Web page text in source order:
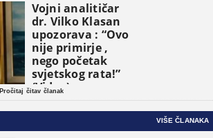
Vojni analitičar
dr. Vilko Klasan
upozorava : “Ovo
nije primirje ,
nego početak
svjetskog rata!”
(Video)
Pročitaj čitav članak
VIŠE ČLANAKA